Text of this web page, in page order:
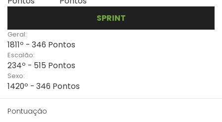
SPRINT
Geral:
1811º - 346 Pontos
Escalão:
234º - 515 Pontos
Sexo:
1420º - 346 Pontos
Pontuação